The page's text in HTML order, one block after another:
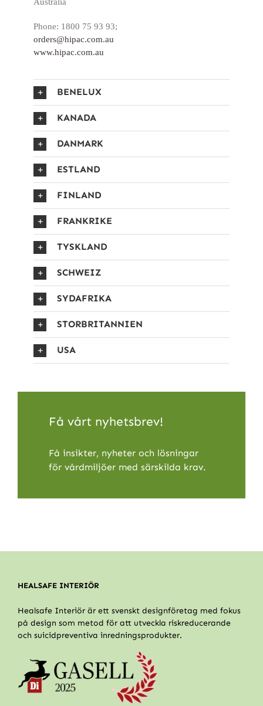
Phone: 1800 75 93 93;
orders@hipac.com.au
www.hipac.com.au
BENELUX
KANADA
DANMARK
ESTLAND
FINLAND
FRANKRIKE
TYSKLAND
SCHWEIZ
SYDAFRIKA
STORBRITANNIEN
USA
Få vårt nyhetsbrev!
Få insikter, nyheter och lösningar
för vårdmiljöer med särskilda krav.
HEALSAFE INTERIÖR
Healsafe Interiör är ett svenskt designföretag med fokus
på design som metod för att utveckla riskreducerande
och suicidpreventiva inredningsprodukter.